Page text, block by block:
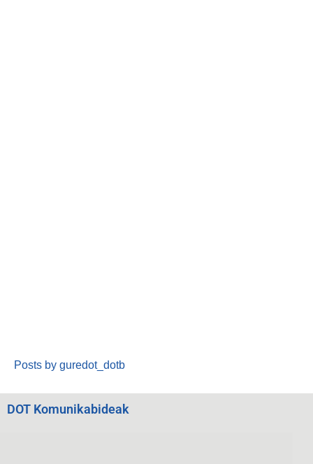
Posts by guredot_dotb
DOT Komunikabideak